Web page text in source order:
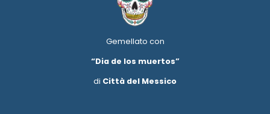
Gemellato con
“Dia de los muertos”
di Città del Messico